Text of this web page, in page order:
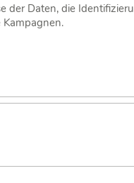
der Daten, die